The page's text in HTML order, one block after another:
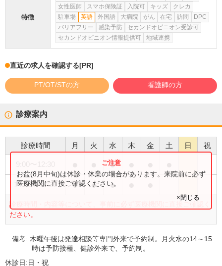
特徴
女性医師
スマホ保険証 入院可 キッズ
クレカ
駐車場
英語 外国語 大病院 がん 在宅 訪問
DPC
バリアフリー
感染予防
セカンドオピニオン受診可
セカンドオピニオン情報提供可
地域連携
直近の求人を確認する[PR]
PT/OT/STの方 看護師の方
診療案内
診療時間 月 火 水 木 金 土 日 祝
●
14:00〜17:30 ● ● ●
診療時間・内容等について、事前に必ず医療機関に直接ご確認く
ださい。
お盆(8月中旬)は休診・休業の場合があります。来院前に必ず
医療機関に直接ご確認ください。
×閉じる
備考: 木曜午後は発達相談等専門外来で予約制。月火水の14～15
時は予防接種、健診外来で、予約制。
休診日:日・祝